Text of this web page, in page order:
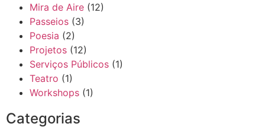
Mira de Aire (12)
Passeios (3)
Poesia (2)
Projetos (12)
Serviços Públicos (1)
Teatro (1)
Workshops (1)
Categorias